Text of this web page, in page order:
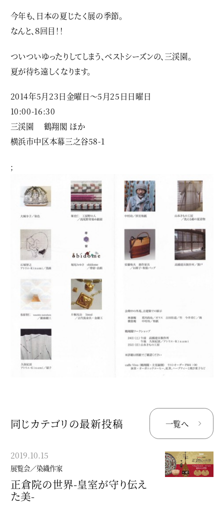
今年も、日本の夏じたく展の季節。
なんと、８回目！！
ついついゆったりしてしまう、ベストシーズンの、三渓園。
夏が待ち遠しくなります。
2014年5月23日金曜日〜5月25日日曜日
10:00-16:30
三渓園 鶴翔閣 ほか
横浜市中区本幕三之谷58-1
;
同じカテゴリの最新投稿 一覧へ
2019.10.15
展覧会／染織作家
正倉院の世界-皇室が守り伝え
た美-
2019.03.10
展覧会／染織作家
「洛風林展-喫茶去-」
【3/21-23】「洛風林展-喫茶去-」@京都時代を超え、魅力溢れる